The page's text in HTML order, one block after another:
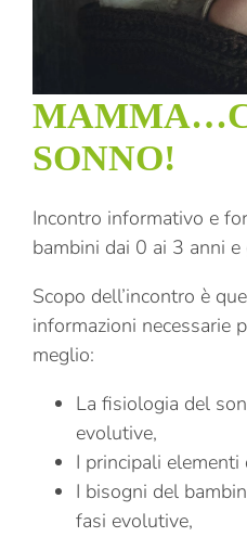
SONNO!
Incontro informativo e
bambini dai 0 ai 3 anni
Scopo dell’incontro è
informazioni necessarie
meglio:
La fisiologia del
evolutive,
I principali
I bisogni del
fasi evolutive,